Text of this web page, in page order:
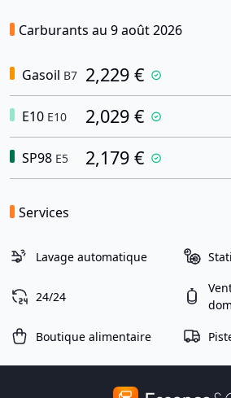
Carburants au 9 août 2026
Gasoil B7 2,229 €
E10 E10 2,029 €
SP98 E5 2,179 €
Services
Lavage automatique
24/24
Boutique alimentaire